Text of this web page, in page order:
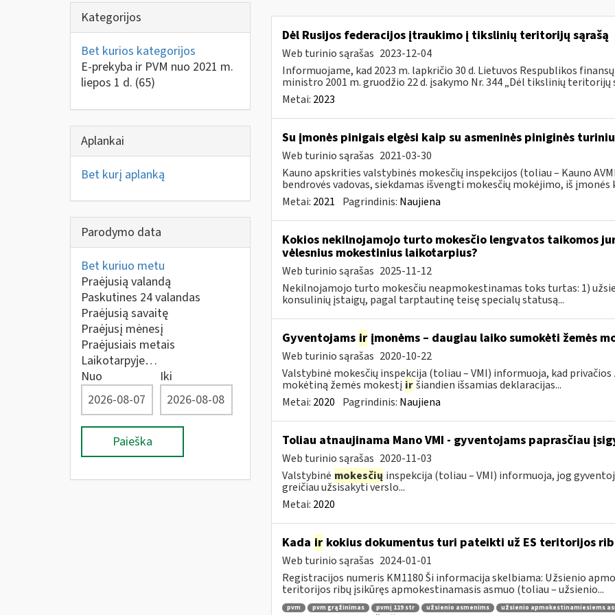
Kategorijos
Bet kurios kategorijos
E-prekyba ir PVM nuo 2021 m.
liepos 1 d. (65)
Aplankai
Bet kurį aplanką
Parodymo data
Bet kuriuo metu
Praėjusią valandą
Paskutines 24 valandas
Praėjusią savaitę
Praėjusį mėnesį
Praėjusiais metais
Laikotarpyje…
Nuo
Iki
Paieška
Dėl Rusijos federacijos įtraukimo į tikslinių teritorijų sąrašą
Web turinio sąrašas 2023-12-04
Informuojame, kad 2023 m. lapkričio 30 d. Lietuvos Respublikos
ministro 2001 m. gruodžio 22 d. įsakymo Nr. 344 „Dėl tikslinių teritorijų
Metai: 2023
Su įmonės pinigais elgėsi kaip su asmeninės piniginės turiniu
Web turinio sąrašas 2021-03-30
Kauno apskrities valstybinės mokesčių inspekcijos (toliau – Kauno
bendrovės vadovas, siekdamas išvengti mokesčių mokėjimo, iš įmonės
Metai: 2021 Pagrindinis: Naujiena
Kokios nekilnojamojo turto mokesčio lengvatos taikomos
vėlesnius mokestinius laikotarpius?
Web turinio sąrašas 2025-11-12
Nekilnojamojo turto mokesčiu neapmokestinamas toks turtas: 1)
konsulinių įstaigų, pagal tarptautinę teisę specialų statusą...
Gyventojams irįmonėms – daugiau laiko sumokėti žemės
Web turinio sąrašas 2020-10-22
Valstybinė mokesčių inspekcija (toliau – VMI) informuoja, kad
mokėtiną žemės mokestį ir šiandien išsamias deklaracijas...
Metai: 2020 Pagrindinis: Naujiena
Toliau atnaujinama Mano VMI - gyventojams paprasčiau
Web turinio sąrašas 2020-11-03
Valstybinė mokesčių inspekcija (toliau – VMI) informuoja, jog
greičiau užsisakyti verslo...
Metai: 2020
Kada irkokius dokumentus turi pateikti už ES teritorijos
Web turinio sąrašas 2024-01-01
Registracijos numeris KM1180 Ši informacija skelbiama: Užsienio
teritorijos ribų įsikūręs apmokestinamasis asmuo (toliau – užsienio...
pvm pvm grąžinimas pvmį 119 str užsienio asmenims užsienio apmokestinamiesiems